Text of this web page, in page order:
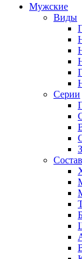
Мужские
Виды
Серии
Состав